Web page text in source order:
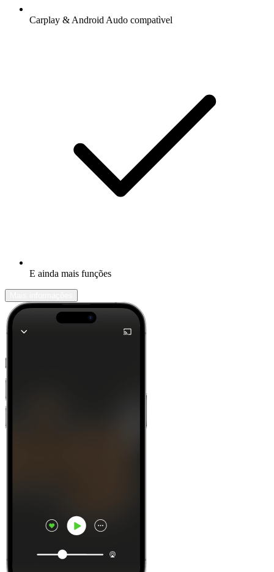
Carplay & Android Audo compatìvel
E ainda mais funções